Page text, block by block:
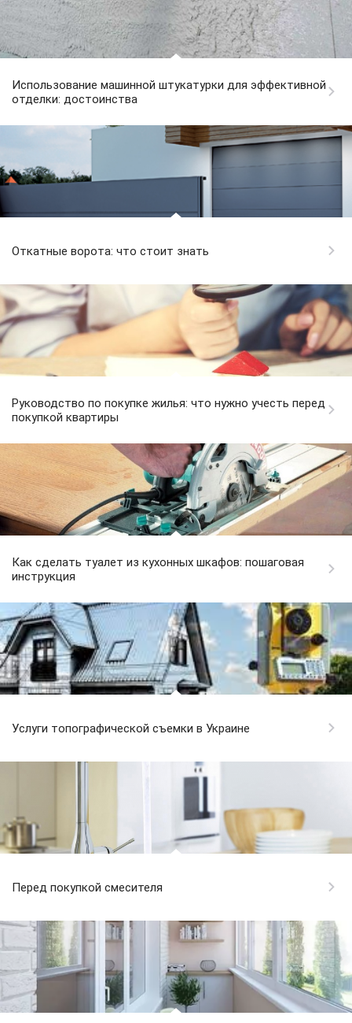
Использование машинной штукатурки для эффективной
отделки: достоинства
Откатные ворота: что стоит знать
Руководство по покупке жилья: что нужно учесть перед
покупкой квартиры
Как сделать туалет из кухонных шкафов: пошаговая
инструкция
Услуги топографической съемки в Украине
Перед покупкой смесителя